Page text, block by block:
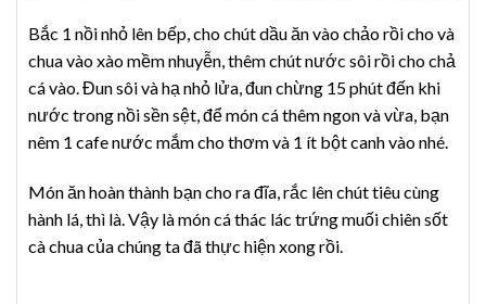
Bắc 1 nồi nhỏ lên bếp, cho chút dầu ăn vào chảo rồi cho và
chua vào xào mềm nhuyễn, thêm chút nước sôi rồi cho chả
cá vào. Đun sôi và hạ nhỏ lửa, đun chừng 15 phút đến khi
nước trong nồi sền sệt, để món cá thêm ngon và vừa, bạn
nêm 1 cafe nước mắm cho thơm và 1 ít bột canh vào nhé.
Món ăn hoàn thành bạn cho ra đĩa, rắc lên chút tiêu cùng
hành lá, thì là. Vậy là món cá thác lác trứng muối chiên sốt
cà chua của chúng ta đã thực hiện xong rồi.